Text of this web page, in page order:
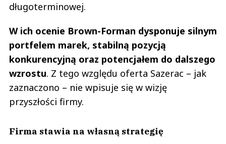
długoterminowej.
W ich ocenie Brown-Forman dysponuje silnym
portfelem marek, stabilną pozycją
konkurencyjną oraz potencjałem do dalszego
wzrostu. Z tego względu oferta Sazerac – jak
zaznaczono – nie wpisuje się w wizję
przyszłości firmy.
Firma stawia na własną strategię